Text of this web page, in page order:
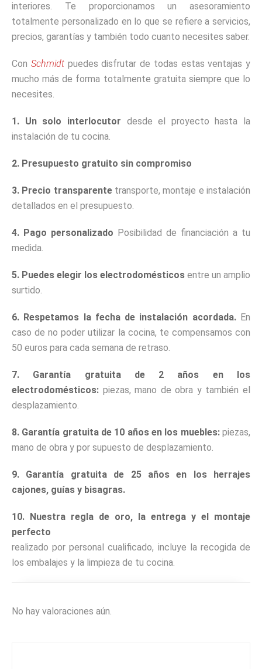
interiores. Te proporcionamos un asesoramiento
totalmente personalizado en lo que se refiere a servicios,
precios, garantías y también todo cuanto necesites saber.
Con Schmidtpuedes disfrutar de todas estas ventajas y
mucho más de forma totalmente gratuita siempre que lo
necesites.
1. Un solo interlocutor desde el proyecto hasta la
instalación de tu cocina.
2. Presupuesto gratuito sin compromiso
3. Precio transparente transporte, montaje e instalación
detallados en el presupuesto.
4. Pago personalizado Posibilidad de financiación a tu
medida.
5. Puedes elegir los electrodomésticos entre un amplio
surtido.
6. Respetamos la fecha de instalación acordada. En
caso de no poder utilizar la cocina, te compensamos con
50 euros para cada semana de retraso.
7. Garantía gratuita de 2 años en los
electrodomésticos: piezas, mano de obra y también el
desplazamiento.
8. Garantía gratuita de 10 años en los muebles: piezas,
mano de obra y por supuesto de desplazamiento.
9. Garantía gratuita de 25 años en los herrajes
cajones, guías y bisagras.
10. Nuestra regla de oro, la entrega y el montaje
perfecto
realizado por personal cualificado, incluye la recogida de
los embalajes y la limpieza de tu cocina.
No hay valoraciones aún.